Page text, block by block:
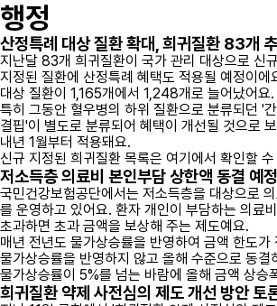
행정
산정특례 대상 질환 확대, 희귀질환 83개
지난달 83개 희귀질환이 국가 관리 대상으로 신
지정된 질환에 산정특례 혜택도 적용될 예정이에
대상 질환이 1,165개에서 1,248개로 늘어났어요.
특히 그동안 혈우병의 하위 질환으로 분류되던 '
결핍'이 별도로 분류되어 혜택이 개선될 것으로
내년 1월부터 적용돼요.
신규 지정된 희귀질환 목록은 여기에서 확인할
저소득층 의료비 본인부담 상한액 동결 예
국민건강보험공단에서는 저소득층을 대상으로
를 운영하고 있어요. 환자 개인이 부담하는 의료
초과하면 초과 금액을 보상해 주는 제도예요.
매년 전년도 물가상승률을 반영하여 금액 한도가
물가상승률을 반영하지 않고 올해 수준으로 동결
물가상승률이 5%를 넘는 바람에 올해 금액 상승
희귀질환 약제 사전심의 제도 개선 방안